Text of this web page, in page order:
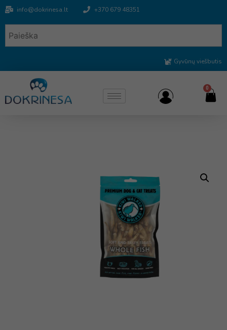
info@dokrinesa.lt +370 679 48351
Gyvūnų viešbutis
0